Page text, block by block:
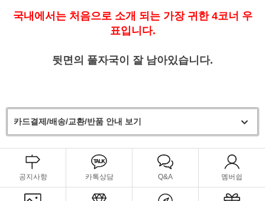
국내에서는 처음으로 소개 되는 가장 귀한 4코너 우
표입니다.
뒷면의 풀자국이 잘 남아있습니다.
카드결제/배송/교환/반품 안내 보기
공지사항 카톡상담 Q&A 멤버쉽